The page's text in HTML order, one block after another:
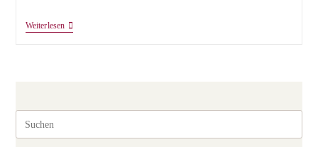
WeiterlesenBest